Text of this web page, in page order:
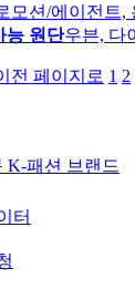
모션/에이전트,
능 원단우븐, 다
전 페이지로 1 2
K-패션 브랜드
터